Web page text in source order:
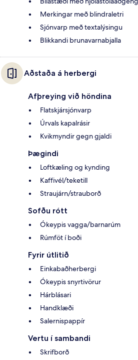
Merkingar með blindraletri
Sjónvarp með textalýsingu
Blikkandi brunavarnabjalla
Aðstaða á herbergi
Afþreying við höndina
Flatskjársjónvarp
Úrvals kapalrásir
Kvikmyndir gegn gjaldi
Þægindi
Loftkæling og kynding
Kaffivél/teketill
Straujárn/strauborð
Sofðu rótt
Ókeypis vagga/barnarúm
Rúmföt í boði
Fyrir útlitið
Einkabaðherbergi
Ókeypis snyrtivörur
Hárblásari
Handklæði
Salernispappír
Vertu í sambandi
Skrifborð